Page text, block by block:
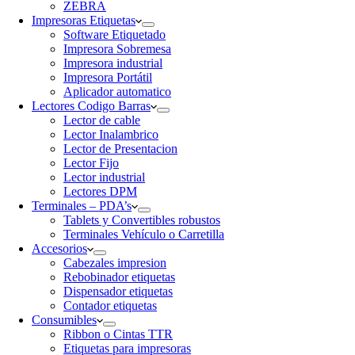
ZEBRA
Impresoras Etiquetas
Software Etiquetado
Impresora Sobremesa
Impresora industrial
Impresora Portátil
Aplicador automatico
Lectores Codigo Barras
Lector de cable
Lector Inalambrico
Lector de Presentacion
Lector Fijo
Lector industrial
Lectores DPM
Terminales – PDA’s
Tablets y Convertibles robustos
Terminales Vehículo o Carretilla
Accesorios
Cabezales impresion
Rebobinador etiquetas
Dispensador etiquetas
Contador etiquetas
Consumibles
Ribbon o Cintas TTR
Etiquetas para impresoras